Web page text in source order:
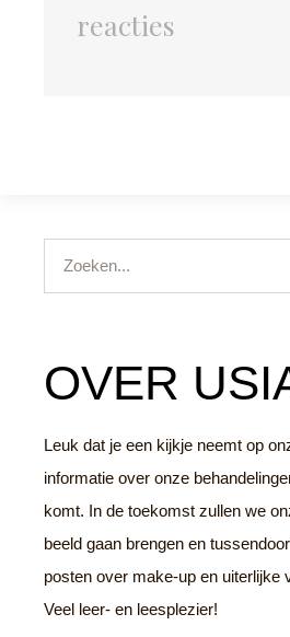
reacties
OVER
Leuk dat je een kijkje neemt op
informatie over onze
komt. In de toekomst zullen we
beeld gaan brengen en
posten over make-up en uiterlijke
Veel leer- en leesplezier!